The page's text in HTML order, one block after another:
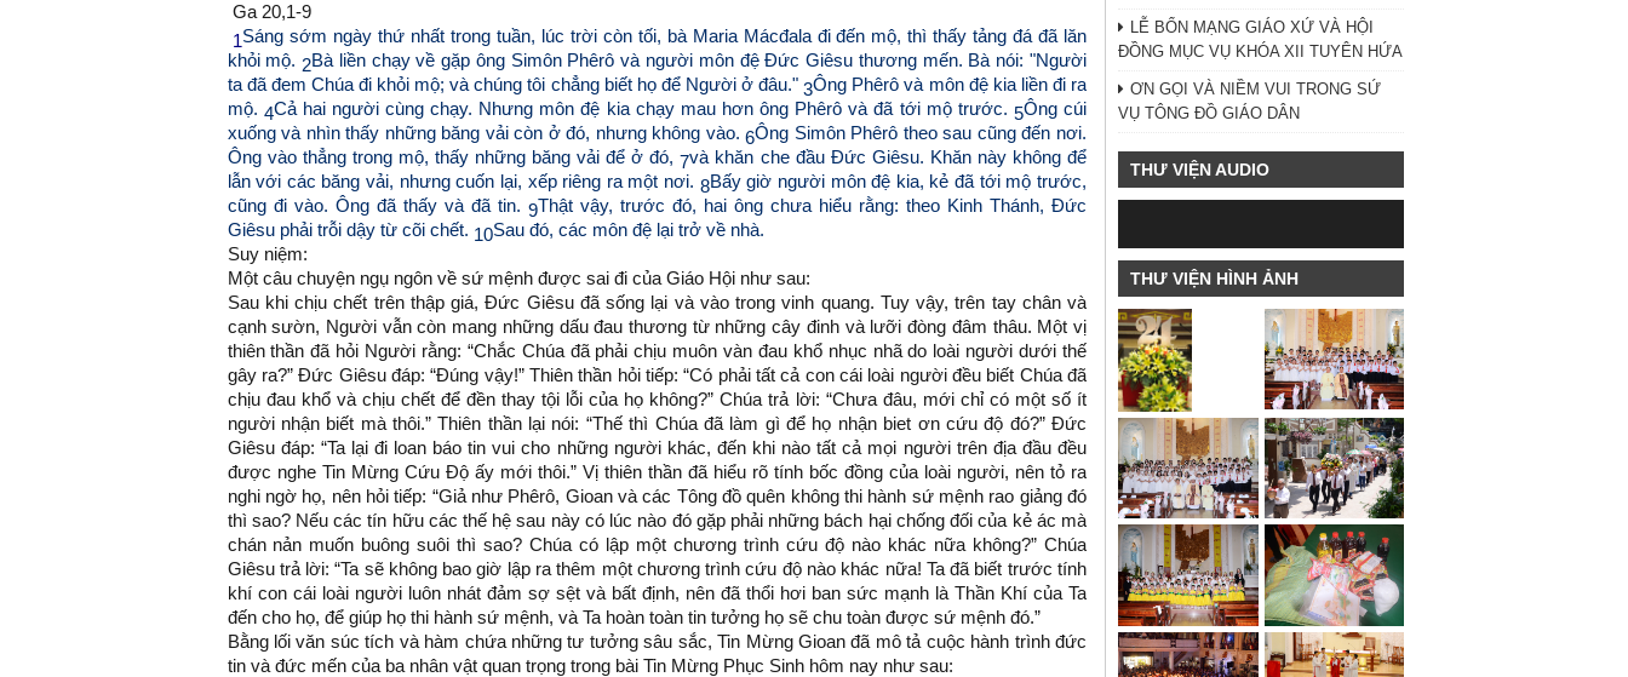
Ga 20,1-9
1Sáng sớm ngày thứ nhất trong tuần, lúc trời còn tối, bà Maria Mácđala đi đến mộ, thì thấy tảng đá đã lăn
khỏi mộ. 2Bà liền chạy về gặp ông Simôn Phêrô và người môn đệ Đức Giêsu thương mến. Bà nói: "Người
ta đã đem Chúa đi khỏi mộ; và chúng tôi chẳng biết họ để Người ở đâu."3Ông Phêrô và môn đệ kia liền đi ra
mộ. 4Cả hai người cùng chạy. Nhưng môn đệ kia chạy mau hơn ông Phêrô và đã tới mộ trước. 5Ông cúi
xuống và nhìn thấy những băng vải còn ở đó, nhưng không vào.6Ông Simôn Phêrô theo sau cũng đến nơi.
Ông vào thẳng trong mộ, thấy những băng vải để ở đó,7và khăn che đầu Đức Giêsu. Khăn này không để
lẫn với các băng vải, nhưng cuốn lại, xếp riêng ra một nơi. 8Bấy giờ người môn đệ kia, kẻ đã tới mộ trước,
cũng đi vào. Ông đã thấy và đã tin. 9Thật vậy, trước đó, hai ông chưa hiểu rằng: theo Kinh Thánh, Đức
Giêsu phải trỗi dậy từ cõi chết. 10Sau đó, các môn đệ lại trở về nhà.
Suy niệm:
Một câu chuyện ngụ ngôn về sứ mệnh được sai đi của Giáo Hội như sau:
Sau khi chịu chết trên thập giá, Đức Giêsu đã sống lại và vào trong vinh quang. Tuy vậy, trên tay chân và
cạnh sườn, Người vẫn còn mang những dấu đau thương từ những cây đinh và lưỡi đòng đâm thâu. Một vị
thiên thần đã hỏi Người rằng: “Chắc Chúa đã phải chịu muôn vàn đau khổ nhục nhã do loài người dưới thế
gây ra?” Đức Giêsu đáp: “Đúng vậy!” Thiên thần hỏi tiếp: “Có phải tất cả con cái loài người đều biết Chúa đã
chịu đau khổ và chịu chết để đền thay tội lỗi của họ không?” Chúa trả lời: “Chưa đâu, mới chỉ có một số ít
người nhận biết mà thôi.” Thiên thần lại nói: “Thế thì Chúa đã làm gì để họ nhận biet ơn cứu độ đó?” Đức
Giêsu đáp: “Ta lại đi loan báo tin vui cho những người khác, đến khi nào tất cả mọi người trên địa đầu đều
được nghe Tin Mừng Cứu Độ ấy mới thôi.” Vị thiên thần đã hiểu rõ tính bốc đồng của loài người, nên tỏ ra
nghi ngờ họ, nên hỏi tiếp: “Giả như Phêrô, Gioan và các Tông đồ quên không thi hành sứ mệnh rao giảng đó
thì sao? Nếu các tín hữu các thế hệ sau này có lúc nào đó gặp phải những bách hại chống đối của kẻ ác mà
chán nản muốn buông suôi thì sao? Chúa có lập một chương trình cứu độ nào khác nữa không?” Chúa
Giêsu trả lời: “Ta sẽ không bao giờ lập ra thêm một chương trình cứu độ nào khác nữa! Ta đã biết trước tính
khí con cái loài người luôn nhát đảm sợ sệt và bất định, nên đã thổi hơi ban sức mạnh là Thần Khí của Ta
đến cho họ, để giúp họ thi hành sứ mệnh, và Ta hoàn toàn tin tưởng họ sẽ chu toàn được sứ mệnh đó.”
Bằng lối văn súc tích và hàm chứa những tư tưởng sâu sắc, Tin Mừng Gioan đã mô tả cuộc hành trình đức
tin và đức mến của ba nhân vật quan trọng trong bài Tin Mừng Phục Sinh hôm nay như sau:
LỄ BỔN MẠNG GIÁO XỨ VÀ HỘI
ĐỒNG MỤC VỤ KHÓA XII TUYÊN HỨA
ƠN GỌI VÀ NIỀM VUI TRONG SỨ
VỤ TÔNG ĐỒ GIÁO DÂN
THƯ VIỆN AUDIO
THƯ VIỆN HÌNH ẢNH